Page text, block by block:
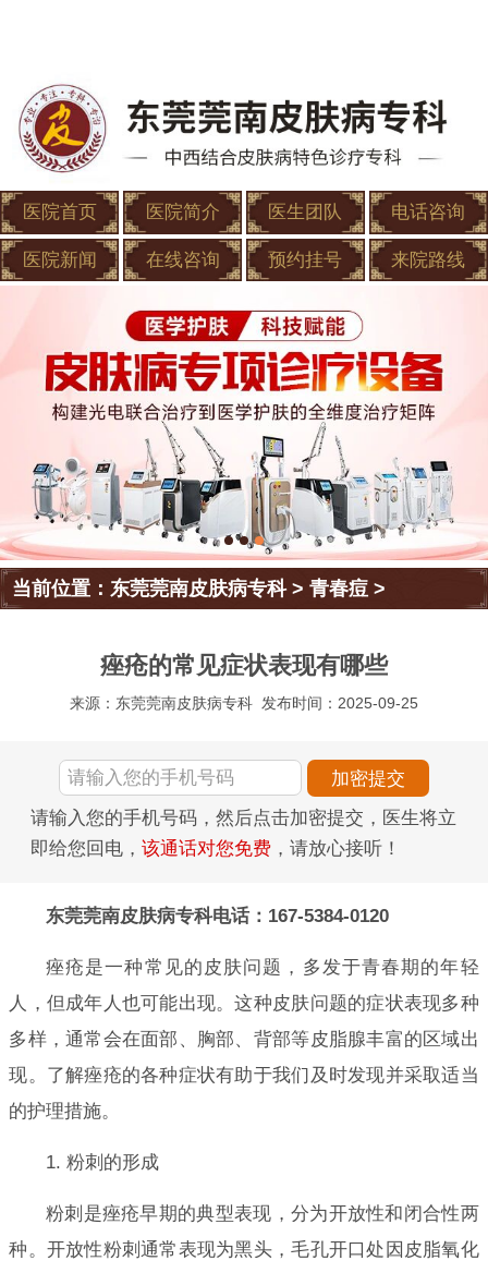
医院首页 医院简介 医生团队 电话咨询
医院新闻 在线咨询 预约挂号 来院路线
当前位置：东莞莞南皮肤病专科>青春痘 >
痤疮的常见症状表现有哪些
来源：东莞莞南皮肤病专科 发布时间：2025-09-25
请输入您的手机号码，然后点击加密提交，医生将立
即给您回电， 该通话对您免费 ，请放心接听！
东莞莞南皮肤病专科电话：167-5384-0120
痤疮是一种常见的皮肤问题，多发于青春期的年轻
人，但成年人也可能出现。这种皮肤问题的症状表现多种
多样，通常会在面部、胸部、背部等皮脂腺丰富的区域出
现。了解痤疮的各种症状有助于我们及时发现并采取适当
的护理措施。
1. 粉刺的形成
粉刺是痤疮早期的典型表现，分为开放性和闭合性两
种。开放性粉刺通常表现为黑头，毛孔开口处因皮脂氧化